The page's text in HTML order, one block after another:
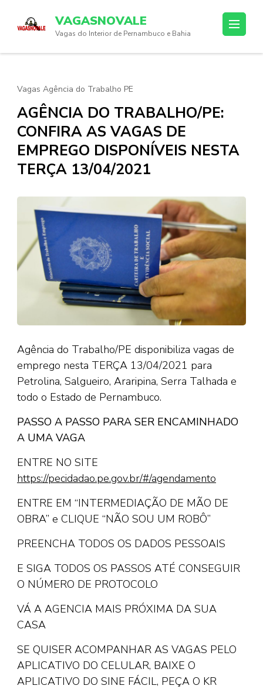
(Press
VAGASNOVALE
Vagas do Interior de Pernambuco e Bahia
Vagas Agência do Trabalho PE
AGÊNCIA DO TRABALHO/PE:
CONFIRA AS VAGAS DE
EMPREGO DISPONÍVEIS NESTA
TERÇA 13/04/2021
Agência do Trabalho/PE disponibiliza vagas de
emprego nesta TERÇA 13/04/2021 para
Petrolina, Salgueiro, Araripina, Serra Talhada e
todo o Estado de Pernambuco.
PASSO A PASSO PARA SER ENCAMINHADO
A UMA VAGA
ENTRE NO SITE
https://pecidadao.pe.gov.br/#/agendamento
ENTRE EM “INTERMEDIAÇÃO DE MÃO DE
OBRA” e CLIQUE “NÃO SOU UM ROBÔ”
PREENCHA TODOS OS DADOS PESSOAIS
E SIGA TODOS OS PASSOS ATÉ CONSEGUIR
O NÚMERO DE PROTOCOLO
VÁ A AGENCIA MAIS PRÓXIMA DA SUA
CASA
SE QUISER ACOMPANHAR AS VAGAS PELO
APLICATIVO DO CELULAR, BAIXE O
APLICATIVO DO SINE FÁCIL, PEÇA O KR